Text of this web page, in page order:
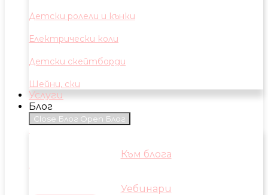
Детски ролели и кънки
Електрически коли
Детски скейтборди
Шейни, ски
Услуги
Блог
Close Блог Open Блог
Към блога
Уебинари